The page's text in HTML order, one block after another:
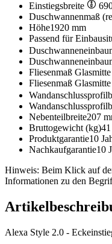
Einstiegsbreite
Duschwannenmaß
Höhe1920 mm
Passend für
Fliesenmaß
Fliesenmaß
Nebenteilbreite207
Bruttogewicht (kg)
Produktgarantie10
Nachkaufgarantie10
Hinweis: Beim Klick auf
Informationen zu den
Alexa Style 2.0 -